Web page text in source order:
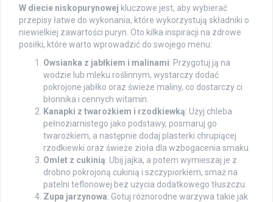
W diecie niskopurynowej kluczowe jest, aby wybierać
przepisy łatwe do wykonania, które wykorzystują składniki o
niewielkiej zawartości puryn. Oto kilka inspiracji na zdrowe
posiłki, które warto wprowadzić do swojego menu:
Owsianka z jabłkiem i malinami: Przygotuj ją na
wodzie lub mleku roślinnym, wystarczy dodać
pokrojone jabłko oraz świeże maliny, co dostarczy ci
błonnika i cennych witamin.
Kanapki z twarożkiem i rzodkiewką: Użyj chleba
pełnoziarnistego jako podstawy, posmaruj go
twarożkiem, a następnie dodaj plasterki chrupiącej
rzodkiewki oraz świeże zioła dla wzbogacenia smaku.
Omlet z cukinią: Ubij jajka, a potem wymieszaj je z
drobno pokrojoną cukinią i szczypiorkiem, smaż na
patelni teflonowej bez użycia dodatkowego tłuszczu.
Zupa jarzynowa: Gotuj różnorodne warzywa takie jak